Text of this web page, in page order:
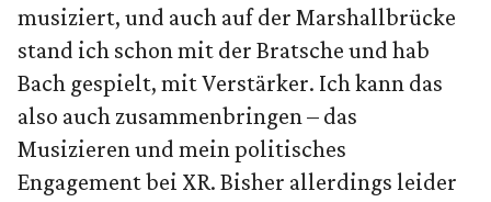
musiziert, und auch auf der Marshallbrücke
stand ich schon mit der Bratsche und hab
Bach gespielt, mit Verstärker. Ich kann das
also auch zusammenbringen – das
Musizieren und mein politisches
Engagement bei XR. Bisher allerdings leider